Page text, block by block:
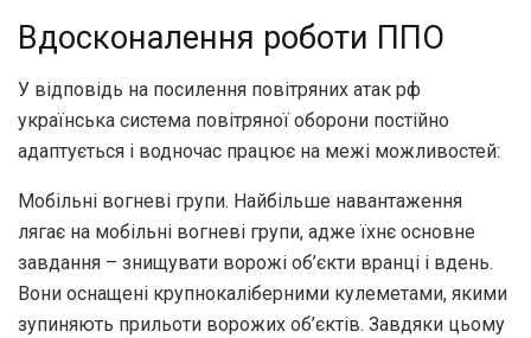
Вдосконалення роботи ППО
У відповідь на посилення повітряних атак рф
українська система повітряної оборони постійно
адаптується і водночас працює на межі можливостей:
Мобільні вогневі групи. Найбільше навантаження
лягає на мобільні вогневі групи, адже їхнє основне
завдання – знищувати ворожі об’єкти вранці і вдень.
Вони оснащені крупнокаліберними кулеметами, якими
зупиняють прильоти ворожих об’єктів. Завдяки цьому